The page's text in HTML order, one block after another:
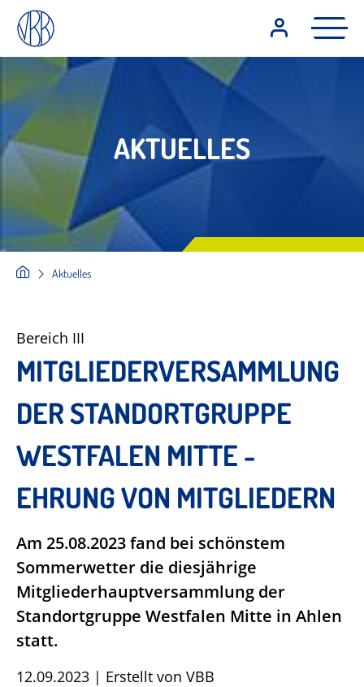
AKTUELLES
Aktuelles
Bereich III
MITGLIEDERVERSAMMLUNG
DER STANDORTGRUPPE
WESTFALEN MITTE -
EHRUNG VON MITGLIEDERN
Am 25.08.2023 fand bei schönstem
Sommerwetter die diesjährige
Mitgliederhauptversammlung der
Standortgruppe Westfalen Mitte in Ahlen
statt.
12.09.2023 | Erstellt von VBB